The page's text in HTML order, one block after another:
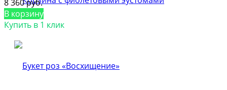
8 360 руб.
В корзину
Купить в 1 клик